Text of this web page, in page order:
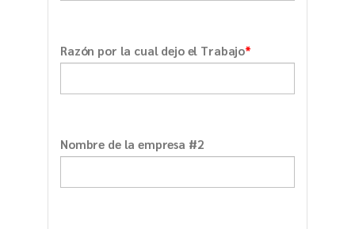
Razón por la cual dejo el Trabajo*
Nombre de la empresa #2